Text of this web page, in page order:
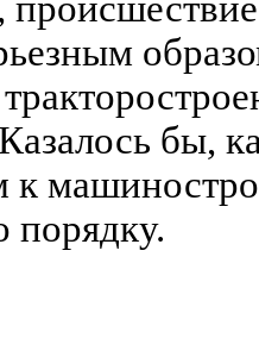
бы,
к
порядку.